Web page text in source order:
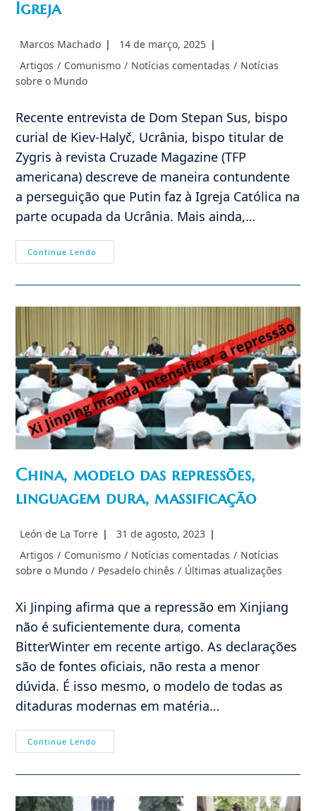
Igreja
Autor
post:
Marcos Machado
Post
14 de março, 2025
Categoria
do
Artigos / Comunismo / Notícias comentadas / Notícias
sobre o Mundo
Recente entrevista de Dom Stepan Sus, bispo
curial de Kiev-Halyč, Ucrânia, bispo titular de
Zygris à revista Cruzade Magazine (TFP
americana) descreve de maneira contundente
a perseguição que Putin faz à Igreja Católica na
parte ocupada da Ucrânia. Mais ainda,…
Continue Lendo
A
Putin
China, modelo das repressões,
linguagem dura, massificação
Autor
post:
León de La Torre
Post
31 de agosto, 2023
Categoria
do
Artigos / Comunismo / Notícias comentadas / Notícias
sobre o Mundo / Pesadelo chinês / Últimas atualizações
Xi Jinping afirma que a repressão em Xinjiang
não é suficientemente dura, comenta
BitterWinter em recente artigo. As declarações
são de fontes oficiais, não resta a menor
dúvida. É isso mesmo, o modelo de todas as
ditaduras modernas em matéria…
Continue Lendo
Modelo
Repressões,
Massificação